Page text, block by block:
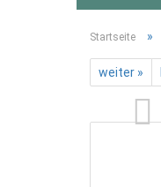
Startseite »
weiter »